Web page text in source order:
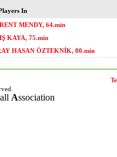
In
MENDY, 64.min
KAYA, 75.min
HASAN ÖZTEKNİK, 80.min
Association